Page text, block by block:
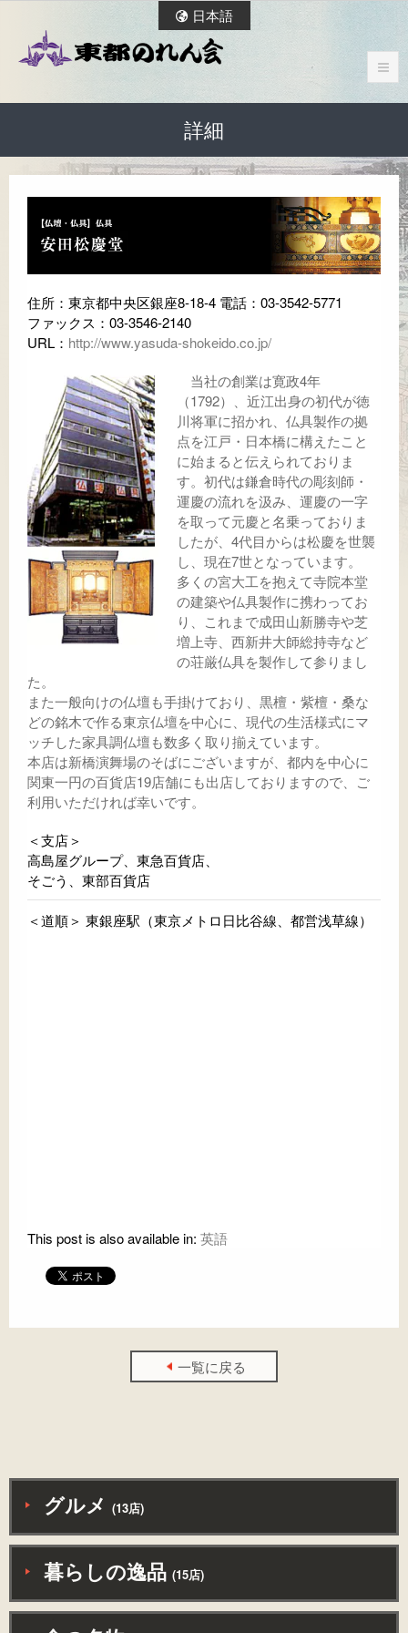
日本語
詳細
住所：東京都中央区銀座8-18-4 電話：03-3542-5771
ファックス：03-3546-2140
URL： http://www.yasuda-shokeido.co.jp/
当社の創業は寛政4年
（1792）、近江出身の初代が徳
川将軍に招かれ、仏具製作の拠
点を江戸・日本橋に構えたこと
に始まると伝えられておりま
す。初代は鎌倉時代の彫刻師・
運慶の流れを汲み、運慶の一字
を取って元慶と名乗っておりま
したが、4代目からは松慶を世襲
し、現在7世となっています。
多くの宮大工を抱えて寺院本堂
の建築や仏具製作に携わってお
り、これまで成田山新勝寺や芝
増上寺、西新井大師総持寺など
の荘厳仏具を製作して参りまし
た。
また一般向けの仏壇も手掛けており、黒檀・紫檀・桑な
どの銘木で作る東京仏壇を中心に、現代の生活様式にマ
ッチした家具調仏壇も数多く取り揃えています。
本店は新橋演舞場のそばにございますが、都内を中心に
関東一円の百貨店19店舗にも出店しておりますので、ご
利用いただければ幸いです。
＜支店＞
高島屋グループ、東急百貨店、
そごう、東部百貨店
＜道順＞ 東銀座駅（東京メトロ日比谷線、都営浅草線）
This post is also available in: 英語
一覧に戻る
グルメ (13店)
暮らしの逸品 (15店)